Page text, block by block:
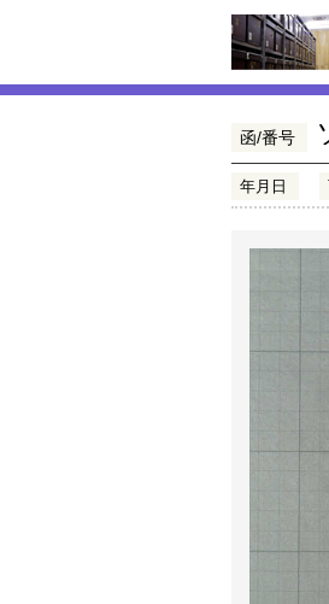
函/番号
年月日